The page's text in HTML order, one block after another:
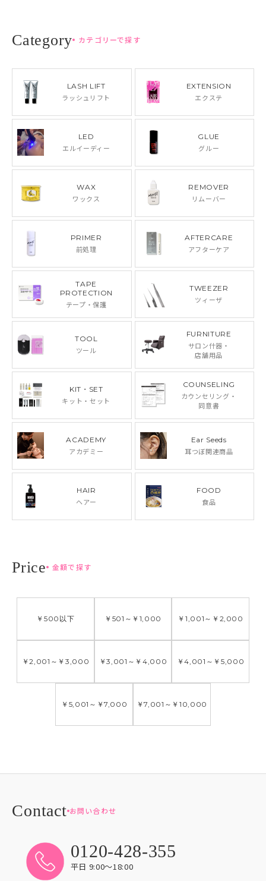
カテゴリーで探す
LASH LIFT
ラッシュリフト
EXTENSION
エクステ
LED
エルイーディー
GLUE
グルー
WAX
ワックス
REMOVER
リムーバー
PRIMER
前処理
AFTERCARE
アフターケア
TAPE
PROTECTION
テープ・保護
TWEEZER
ツィーザ
TOOL
ツール
FURNITURE
サロン什器・
店舗用品
KIT・SET
キット・セット
COUNSELING
カウンセリング・
同意書
ACADEMY
アカデミー
Ear Seeds
耳つぼ関連商品
HAIR
ヘアー
FOOD
食品
金額で探す
￥500 以下 ￥501 ～ ￥1,000 ￥1,001 ～ ￥2,000
￥2,001 ～ ￥3,000 ￥3,001 ～ ￥4,000 ￥4,001 ～ ￥5,000
￥5,001 ～ ￥7,000 ￥7,001 ～ ￥10,000
お問い合わせ
0120-428-355
平日 9:00〜18:00